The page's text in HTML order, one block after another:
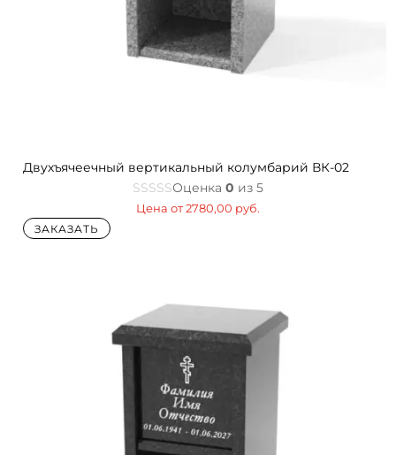
Двухъячеечный вертикальный колумбарий ВК-02
Оценка 0 из 5
Цена от2780,00 руб.
ЗАКАЗАТЬ